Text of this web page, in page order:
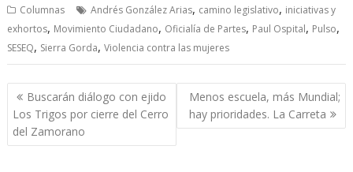
e
b
o
o
k
itt
er
ai
l
at
s
A
p
p
ss
e
n
g
er
y
p
e
e
gr
a
m
ar
Columnas Andrés González Arias, camino legislativo, iniciativas y
exhortos, Movimiento Ciudadano, Oficialía de Partes, Paul Ospital, Pulso,
SESEQ, Sierra Gorda,Violencia contra las mujeres
Post
navigation
Buscarán diálogo con ejido
Los Trigos por cierre del Cerro
del Zamorano
Menos escuela, más Mundial;
hay prioridades. La Carreta